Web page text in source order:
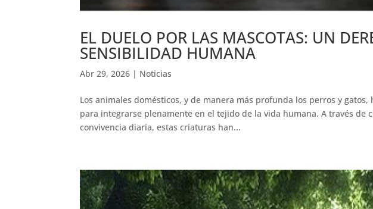
EL DUELO POR LAS MASCOTAS: UN
SENSIBILIDAD HUMANA
Abr 29, 2026 | Noticias
Los animales domésticos, y de manera más profunda los perros y
para integrarse plenamente en el tejido de la vida humana. A través de
convivencia diaria, estas criaturas han...